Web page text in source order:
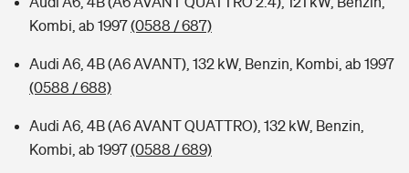
Kombi, ab 1997(0588 / 687)
Audi A6, 4B (A6 AVANT), 132 kW, Benzin, Kombi, ab 1997
(0588 / 688)
Audi A6, 4B (A6 AVANT QUATTRO), 132 kW, Benzin,
Kombi, ab 1997(0588 / 689)